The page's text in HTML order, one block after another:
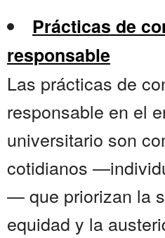
Prácticas de
responsable
Las prácticas de
responsable en el
universitario son
cotidianos
— que priorizan la
equidad y la